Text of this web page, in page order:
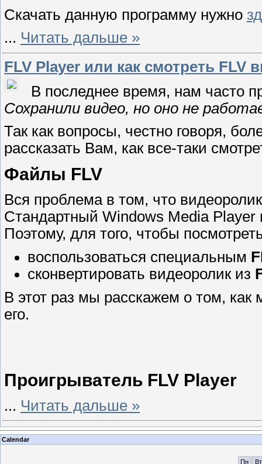
Скачать данную программу нужно
... Читать дальше »
FLV Player или как смотреть FLV
В последнее время, нам часто
Сохранили видео, но оно не
Так как вопросы, честно говоря,
рассказать Вам, как все-таки
Файлы FLV
Вся проблема в том, что
Стандартный Windows Media Player
Поэтому, для того, чтобы
воспользоваться специальным
сконвертировать видеоролик из
В этот раз мы расскажем о том,
его.
Проигрыватель FLV Player
... Читать дальше »
Calendar
Пн
Вт